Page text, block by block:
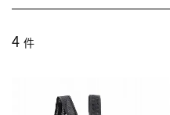
4 件